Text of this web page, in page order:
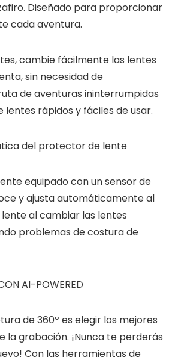
Diseñado para proporcionar
cada aventura.
cambie fácilmente las lentes
sin necesidad de
de aventuras ininterrumpidas
lentes rápidos y fáciles de usar.
del protector de lente
equipado con un sensor de
y ajusta automáticamente al
al cambiar las lentes
problemas de costura de
AI-POWERED
de 360º es elegir los mejores
la grabación. ¡Nunca te perderás
Con las herramientas de